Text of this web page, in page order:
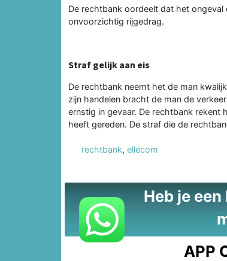
De rechtbank oordeelt dat het
onvoorzichtig rijgedrag.
Straf gelijk aan eis
De rechtbank neemt het de man
zijn handelen bracht de man de
ernstig in gevaar. De rechtbank rekent
heeft gereden. De straf die de
rechtbank, ellecom
Heb je
APP